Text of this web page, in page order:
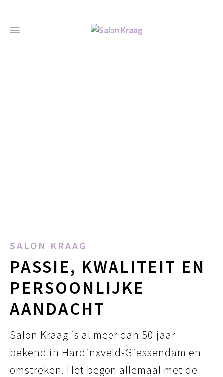
SALON KRAAG
PASSIE, KWALITEIT EN
PERSOONLIJKE
AANDACHT
Salon Kraag is al meer dan 50 jaar
bekend in Hardinxveld-Giessendam en
omstreken. Het begon allemaal met de